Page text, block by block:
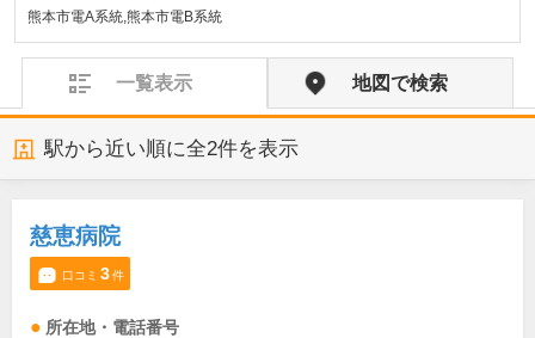
熊本市電A系統,熊本市電B系統
一覧表示 地図で検索
駅から近い順に全2件を表示
慈恵病院
口コミ 3件
所在地・電話番号